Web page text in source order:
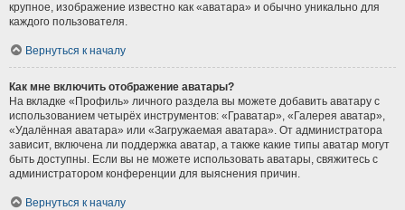
крупное, изображение известно как «аватара» и обычно уникально для
каждого пользователя.
Вернуться к началу
Как мне включить отображение аватары?
На вкладке «Профиль» личного раздела вы можете добавить аватару с
использованием четырёх инструментов: «Граватар», «Галерея аватар»,
«Удалённая аватара» или «Загружаемая аватара». От администратора
зависит, включена ли поддержка аватар, а также какие типы аватар могут
быть доступны. Если вы не можете использовать аватары, свяжитесь с
администратором конференции для выяснения причин.
Вернуться к началу